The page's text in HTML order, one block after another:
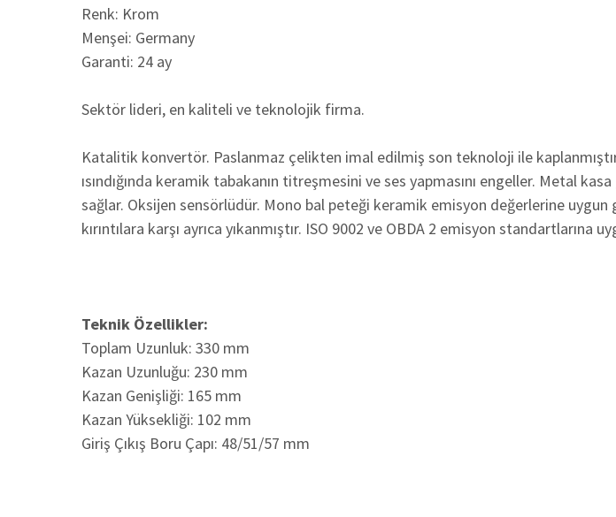
Renk: Krom
Menşei: Germany
Garanti: 24 ay
Sektör lideri, en kaliteli ve teknolojik firma.
Katalitik konvertör. Paslanmaz çelikten imal edilmiş son teknoloji ile
ısındığında keramik tabakanın titreşmesini ve ses yapmasını engeller. Metal
sağlar. Oksijen sensörlüdür. Mono bal peteği keramik emisyon değerlerine uygun
kırıntılara karşı ayrıca yıkanmıştır. ISO 9002 ve OBDA 2 emisyon standartlarına
Teknik Özellikler:
Toplam Uzunluk: 330 mm
Kazan Uzunluğu: 230 mm
Kazan Genişliği: 165 mm
Kazan Yüksekliği: 102 mm
Giriş Çıkış Boru Çapı: 48/51/57 mm